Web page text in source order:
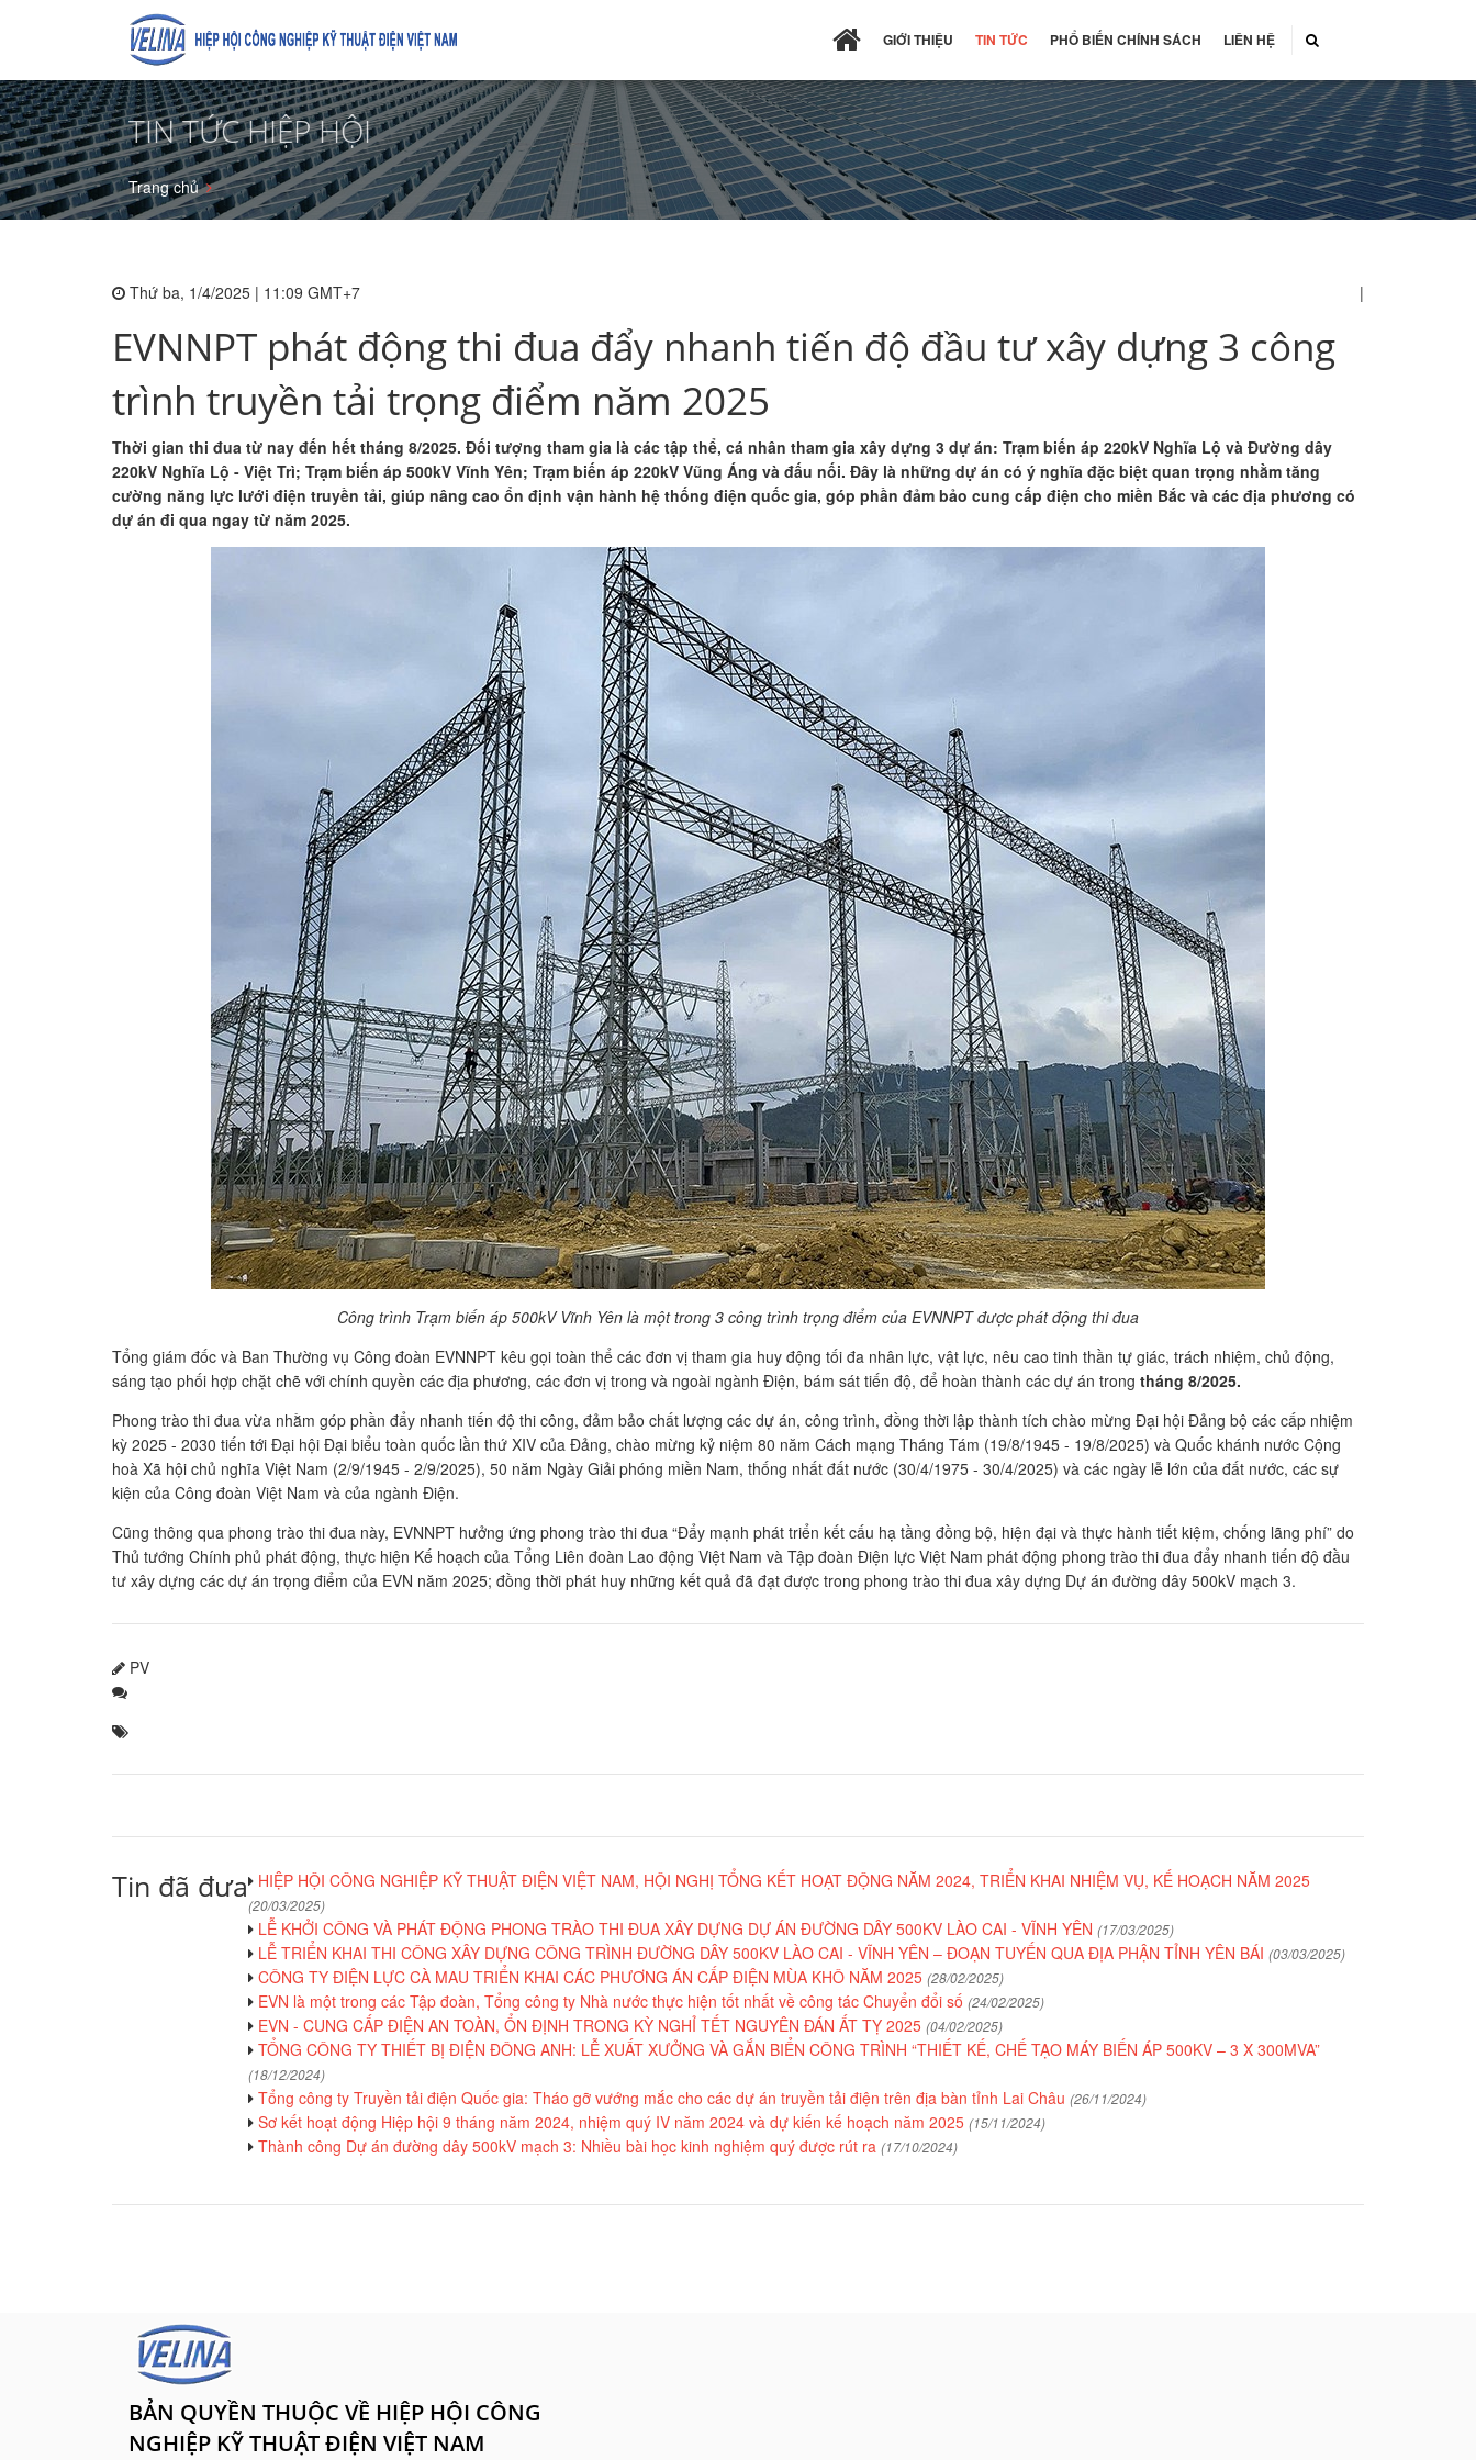
GIỚI THIỆU TIN TỨC PHỔ BIẾN CHÍNH SÁCH LIÊN HỆ
TIN TỨC HIỆP HỘI
Trang chủ
Thứ ba, 1/4/2025 | 11:09 GMT+7 |
EVNNPT phát động thi đua đẩy nhanh tiến độ đầu tư xây dựng 3 công
trình truyền tải trọng điểm năm 2025
Thời gian thi đua từ nay đến hết tháng 8/2025. Đối tượng tham gia là các tập thể, cá nhân tham gia xây dựng 3 dự án: Trạm biến áp 220kV Nghĩa Lộ và Đường dây
220kV Nghĩa Lộ - Việt Trì; Trạm biến áp 500kV Vĩnh Yên; Trạm biến áp 220kV Vũng Áng và đấu nối. Đây là những dự án có ý nghĩa đặc biệt quan trọng nhằm tăng
cường năng lực lưới điện truyền tải, giúp nâng cao ổn định vận hành hệ thống điện quốc gia, góp phần đảm bảo cung cấp điện cho miền Bắc và các địa phương có
dự án đi qua ngay từ năm 2025.
Công trình Trạm biến áp 500kV Vĩnh Yên là một trong 3 công trình trọng điểm của EVNNPT được phát động thi đua
Tổng giám đốc và Ban Thường vụ Công đoàn EVNNPT kêu gọi toàn thể các đơn vị tham gia huy động tối đa nhân lực, vật lực, nêu cao tinh thần tự giác, trách nhiệm, chủ động,
sáng tạo phối hợp chặt chẽ với chính quyền các địa phương, các đơn vị trong và ngoài ngành Điện, bám sát tiến độ, để hoàn thành các dự án trong tháng 8/2025.
Phong trào thi đua vừa nhằm góp phần đẩy nhanh tiến độ thi công, đảm bảo chất lượng các dự án, công trình, đồng thời lập thành tích chào mừng Đại hội Đảng bộ các cấp nhiệm
kỳ 2025 - 2030 tiến tới Đại hội Đại biểu toàn quốc lần thứ XIV của Đảng, chào mừng kỷ niệm 80 năm Cách mạng Tháng Tám (19/8/1945 - 19/8/2025) và Quốc khánh nước Cộng
hoà Xã hội chủ nghĩa Việt Nam (2/9/1945 - 2/9/2025), 50 năm Ngày Giải phóng miền Nam, thống nhất đất nước (30/4/1975 - 30/4/2025) và các ngày lễ lớn của đất nước, các sự
kiện của Công đoàn Việt Nam và của ngành Điện.
Cũng thông qua phong trào thi đua này, EVNNPT hưởng ứng phong trào thi đua “Đẩy mạnh phát triển kết cấu hạ tầng đồng bộ, hiện đại và thực hành tiết kiệm, chống lãng phí” do
Thủ tướng Chính phủ phát động, thực hiện Kế hoạch của Tổng Liên đoàn Lao động Việt Nam và Tập đoàn Điện lực Việt Nam phát động phong trào thi đua đẩy nhanh tiến độ đầu
tư xây dựng các dự án trọng điểm của EVN năm 2025; đồng thời phát huy những kết quả đã đạt được trong phong trào thi đua xây dựng Dự án đường dây 500kV mạch 3.
PV
Tin đã đưa HIỆP HỘI CÔNG NGHIỆP KỸ THUẬT ĐIỆN VIỆT NAM, HỘI NGHỊ TỔNG KẾT HOẠT ĐỘNG NĂM 2024, TRIỂN KHAI NHIỆM VỤ, KẾ HOẠCH NĂM 2025
(20/03/2025)
LỄ KHỞI CÔNG VÀ PHÁT ĐỘNG PHONG TRÀO THI ĐUA XÂY DỰNG DỰ ÁN ĐƯỜNG DÂY 500KV LÀO CAI - VĨNH YÊN (17/03/2025)
LỄ TRIỂN KHAI THI CÔNG XÂY DỰNG CÔNG TRÌNH ĐƯỜNG DÂY 500KV LÀO CAI - VĨNH YÊN – ĐOẠN TUYẾN QUA ĐỊA PHẬN TỈNH YÊN BÁI (03/03/2025)
CÔNG TY ĐIỆN LỰC CÀ MAU TRIỂN KHAI CÁC PHƯƠNG ÁN CẤP ĐIỆN MÙA KHÔ NĂM 2025 (28/02/2025)
EVN là một trong các Tập đoàn, Tổng công ty Nhà nước thực hiện tốt nhất về công tác Chuyển đổi số (24/02/2025)
EVN - CUNG CẤP ĐIỆN AN TOÀN, ỔN ĐỊNH TRONG KỲ NGHỈ TẾT NGUYÊN ĐÁN ẤT TỴ 2025 (04/02/2025)
TỔNG CÔNG TY THIẾT BỊ ĐIỆN ĐÔNG ANH: LỄ XUẤT XƯỞNG VÀ GẮN BIỂN CÔNG TRÌNH “THIẾT KẾ, CHẾ TẠO MÁY BIẾN ÁP 500KV – 3 X 300MVA”
(18/12/2024)
Tổng công ty Truyền tải điện Quốc gia: Tháo gỡ vướng mắc cho các dự án truyền tải điện trên địa bàn tỉnh Lai Châu (26/11/2024)
Sơ kết hoạt động Hiệp hội 9 tháng năm 2024, nhiệm quý IV năm 2024 và dự kiến kế hoạch năm 2025 (15/11/2024)
Thành công Dự án đường dây 500kV mạch 3: Nhiều bài học kinh nghiệm quý được rút ra (17/10/2024)
BẢN QUYỀN THUỘC VỀ HIỆP HỘI CÔNG
NGHIỆP KỸ THUẬT ĐIỆN VIỆT NAM